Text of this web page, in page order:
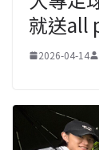
就送all
2026-04-14